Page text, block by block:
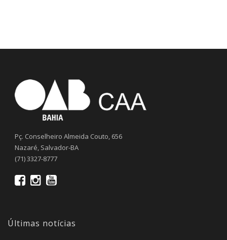
Pç. Conselheiro Almeida Couto, 656
Nazaré, Salvador-BA
(71) 3327-8777
Últimas notícias